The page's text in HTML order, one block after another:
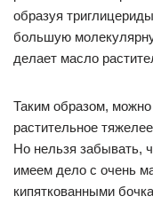
образуя
большую
делает масло
Таким образом,
растительное
Но нельзя забывать,
имеем дело с очень
кипяткованными